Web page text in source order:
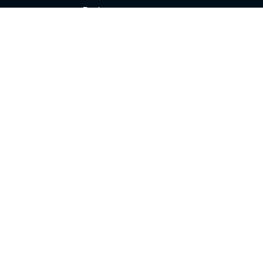
Patients